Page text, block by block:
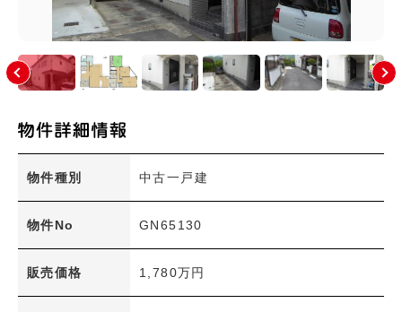
広島市(安佐南区以外)
その他のエリア
絞り込み条件
新着物件
価格
〜
土地面積
〜
建物面積
〜
物件種別 中古一戸建
物件No GN65130
販売価格 1,780万円